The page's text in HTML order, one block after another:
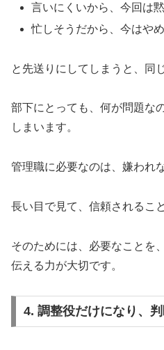
言いにくいから、今回は
忙しそうだから、今はや
と先送りにしてしまうと、同
部下にとっても、何が問題な
しまいます。
管理職に必要なのは、嫌われ
長い目で見て、信頼されるこ
そのためには、必要なことを
伝える力が大切です。
4. 調整役だけになり、